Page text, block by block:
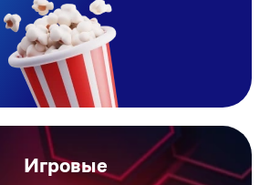
Игровые